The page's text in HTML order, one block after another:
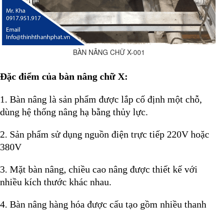
BÀN NÂNG CHỮ X-001
Đặc điểm của bàn nâng chữ X:
1. Bàn nâng là sản phẩm được lắp cố định một chỗ,
dùng hệ thống nâng hạ bằng thủy lực.
2. Sản phẩm sử dụng nguồn điện trực tiếp 220V hoặc
380V
3. Mặt bàn nâng, chiều cao nâng được thiết kế với
nhiều kích thước khác nhau.
4. Bàn nâng hàng hóa được cấu tạo gồm nhiều thanh